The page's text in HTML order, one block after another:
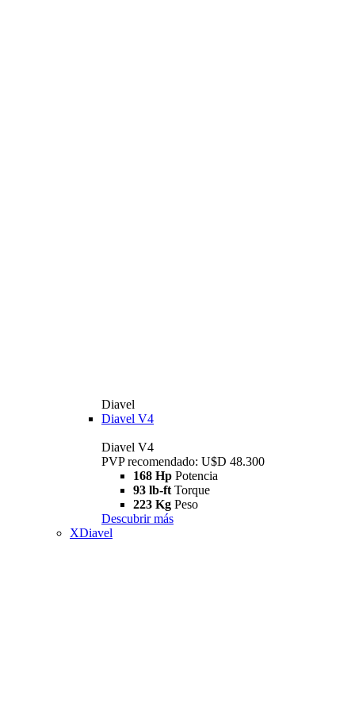
Diavel
Diavel V4
Diavel V4
PVP recomendado: U$D 48.300
168 Hp Potencia
93 lb-ft Torque
223 Kg Peso
Descubrir más
XDiavel